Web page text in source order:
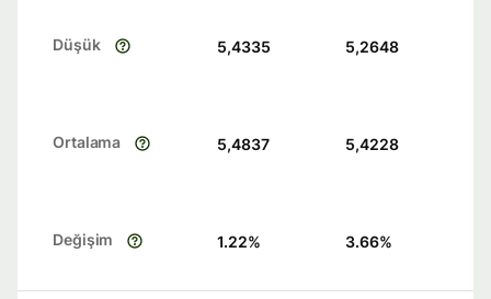
Düşük 5,4335 5,2648
Ortalama 5,4837 5,4228
Değişim 1.22% 3.66%